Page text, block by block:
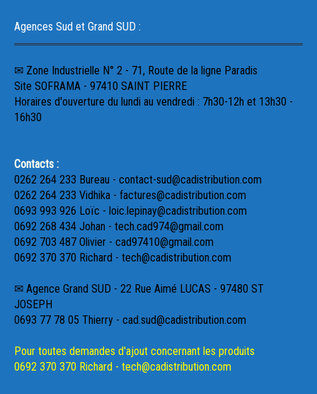
Agences Sud et Grand SUD :
✉ Zone Industrielle N° 2 - 71, Route de la ligne Paradis
Site SOFRAMA - 97410 SAINT PIERRE
Horaires d'ouverture du lundi au vendredi : 7h30-12h et 13h30 -
16h30
Contacts :
0262 264 233 Bureau - contact-sud@cadistribution.com
0262 264 233 Vidhika - factures@cadistribution.com
0693 993 926 Loïc - loic.lepinay@cadistribution.com
0692 268 434 Johan - tech.cad974@gmail.com
0692 703 487 Olivier - cad97410@gmail.com
0692 370 370 Richard - tech@cadistribution.com
✉ Agence Grand SUD - 22 Rue Aimé LUCAS - 97480 ST
JOSEPH
0693 77 78 05 Thierry - cad.sud@cadistribution.com
Pour toutes demandes d'ajout concernant les produits
0692 370 370 Richard - tech@cadistribution.com